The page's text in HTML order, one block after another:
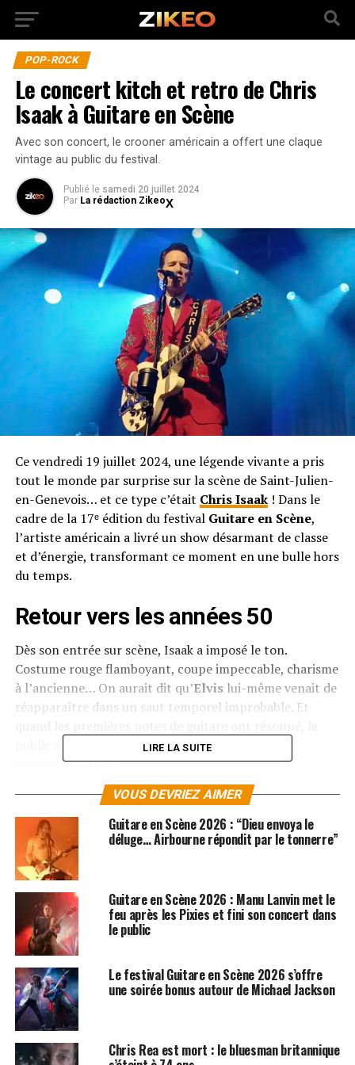
POP-ROCK
Le concert kitch et retro de Chris
Isaak à Guitare en Scène
Avec son concert, le crooner américain a offert une claque
vintage au public du festival.
Publié le samedi 20 juillet 2024
Par La rédaction Zikeo
Ce vendredi 19 juillet 2024, une légende vivante a pris
tout le monde par surprise sur la scène de Saint-Julien-
en-Genevois… et ce type c’était Chris Isaak! Dans le
cadre de la 17ᵉ édition du festival Guitare en Scène,
l’artiste américain a livré un show désarmant de classe
et d’énergie, transformant ce moment en une bulle hors
du temps.
Retour vers les années 50
Dès son entrée sur scène, Isaak a imposé le ton.
Costume rouge flamboyant, coupe impeccable, charisme
à l’ancienne… On aurait dit qu’Elvislui-même venait de
réapparaître dans un saut temporel improbable. Et
public a compris qu’il allait vivre un moment pas
comme les autres.
Alternant entre rock’n’roll, rhythm’n’blues et surf
rock, le chanteur interprète deWicked Gamea déroulé
un set aux allures de machine à remonter le temps.Oh,
Pretty Woman
des souvenirs du film culte de
Gere,Blue Hotelles a envoûtés, et chaque solo de
guitare envoyait des vagues de nostalgie dans l’air chaud
de l’été.
Le spectacle hypnotique d’un
crooner masterclass
Isaak. La présence scénique du crooner, son humour et
LIRE LA SUITE
VOUS DEVRIEZ AIMER
Guitare en Scène 2026 : “Dieu envoya le
déluge… Airbourne répondit par le tonnerre”
Guitare en Scène 2026 : Manu Lanvin met le
feu après les Pixies et fini son concert dans
le public
Le festival Guitare en Scène 2026 s’offre
une soirée bonus autour de Michael Jackson
Chris Rea est mort : le bluesman britannique